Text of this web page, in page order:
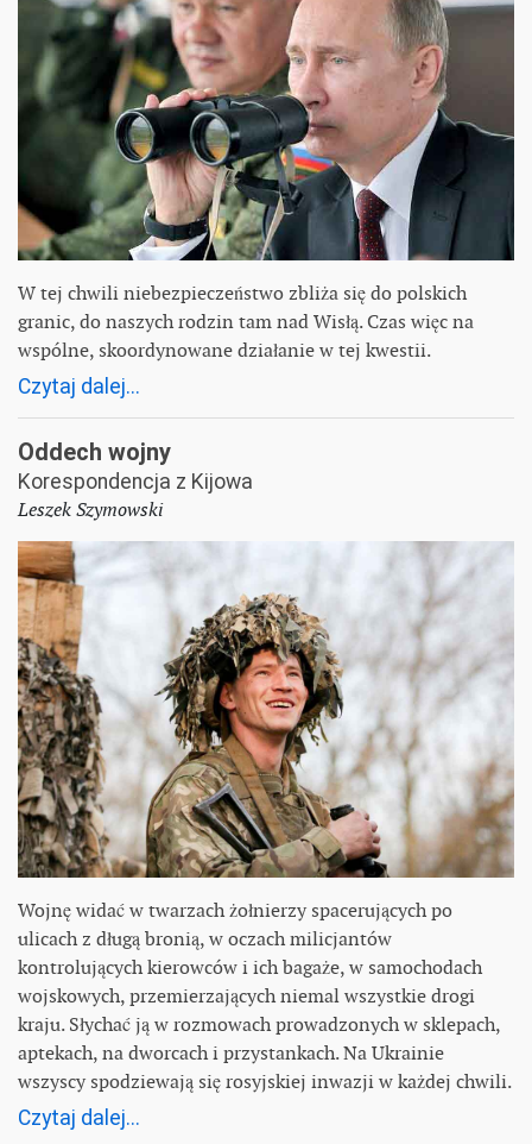
W tej chwili niebezpieczeństwo zbliża się do polskich
granic, do naszych rodzin tam nad Wisłą. Czas więc na
wspólne, skoordynowane działanie w tej kwestii.
Czytaj dalej...
Oddech wojny
Korespondencja z Kijowa
Leszek Szymowski
Wojnę widać w twarzach żołnierzy spacerujących po
ulicach z długą bronią, w oczach milicjantów
kontrolujących kierowców i ich bagaże, w samochodach
wojskowych, przemierzających niemal wszystkie drogi
kraju. Słychać ją w rozmowach prowadzonych w sklepach,
aptekach, na dworcach i przystankach. Na Ukrainie
wszyscy spodziewają się rosyjskiej inwazji w każdej chwili.
Czytaj dalej...